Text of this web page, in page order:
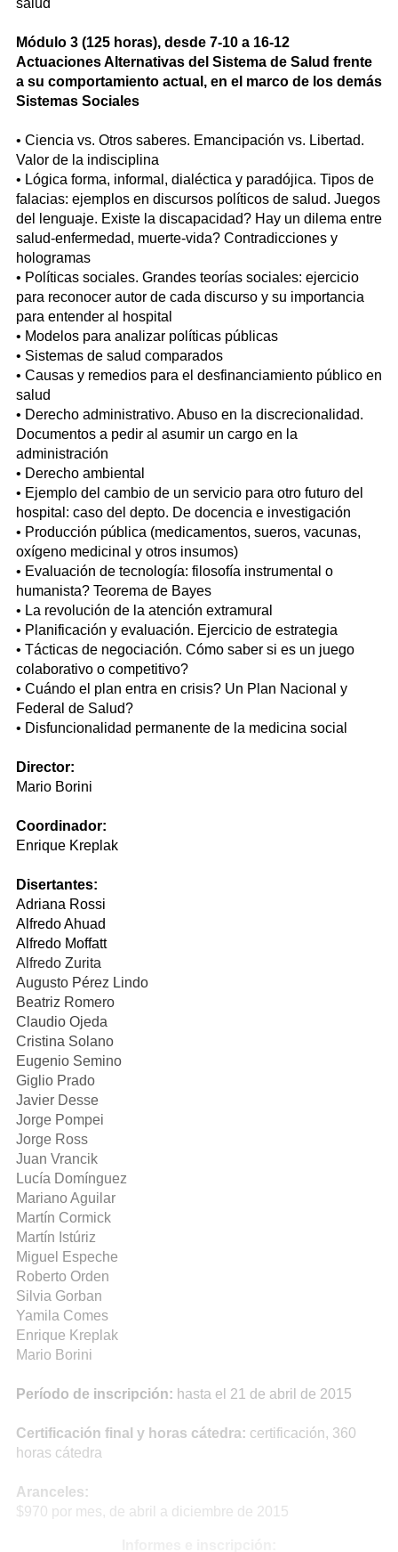
salud
Módulo 3 (125 horas), desde 7-10 a 16-12
Actuaciones Alternativas del Sistema de Salud frente
a su comportamiento actual, en el marco de los demás
Sistemas Sociales
• Ciencia vs. Otros saberes. Emancipación vs. Libertad.
Valor de la indisciplina
• Lógica forma, informal, dialéctica y paradójica. Tipos de
falacias: ejemplos en discursos políticos de salud. Juegos
del lenguaje. Existe la discapacidad? Hay un dilema entre
salud-enfermedad, muerte-vida? Contradicciones y
hologramas
• Políticas sociales. Grandes teorías sociales: ejercicio
para reconocer autor de cada discurso y su importancia
para entender al hospital
• Modelos para analizar políticas públicas
• Sistemas de salud comparados
• Causas y remedios para el desfinanciamiento público en
salud
• Derecho administrativo. Abuso en la discrecionalidad.
Documentos a pedir al asumir un cargo en la
administración
• Derecho ambiental
• Ejemplo del cambio de un servicio para otro futuro del
hospital: caso del depto. De docencia e investigación
• Producción pública (medicamentos, sueros, vacunas,
oxígeno medicinal y otros insumos)
• Evaluación de tecnología: filosofía instrumental o
humanista? Teorema de Bayes
• La revolución de la atención extramural
• Planificación y evaluación. Ejercicio de estrategia
• Tácticas de negociación. Cómo saber si es un juego
colaborativo o competitivo?
• Cuándo el plan entra en crisis? Un Plan Nacional y
Federal de Salud?
• Disfuncionalidad permanente de la medicina social
Director:
Mario Borini
Coordinador:
Enrique Kreplak
Disertantes:
Adriana Rossi
Alfredo Ahuad
Alfredo Moffatt
Alfredo Zurita
Augusto Pérez Lindo
Beatriz Romero
Claudio Ojeda
Cristina Solano
Eugenio Semino
Giglio Prado
Javier Desse
Jorge Pompei
Jorge Ross
Juan Vrancik
Lucía Domínguez
Mariano Aguilar
Martín Cormick
Martín Istúriz
Miguel Espeche
Roberto Orden
Silvia Gorban
Yamila Comes
Enrique Kreplak
Mario Borini
Período de inscripción: hasta el 21 de abril de 2015
Certificación final y horas cátedra: certificación, 360
horas cátedra
Aranceles:
$970 por mes, de abril a diciembre de 2015